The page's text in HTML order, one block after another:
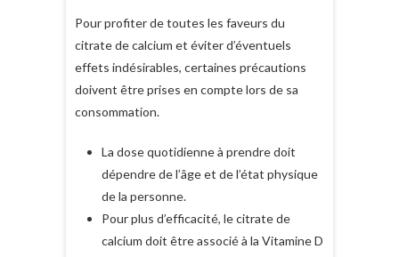
Pour profiter de toutes les faveurs du
citrate de calcium et éviter d’éventuels
effets indésirables, certaines précautions
doivent être prises en compte lors de sa
consommation.
La dose quotidienne à prendre doit
dépendre de l’âge et de l’état physique
de la personne.
Pour plus d’efficacité, le citrate de
calcium doit être associé à la Vitamine D